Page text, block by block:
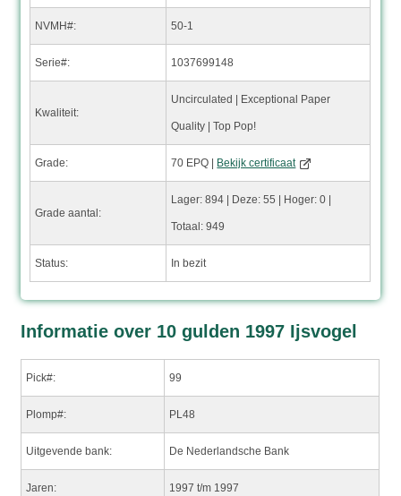
NVMH#: 50-1
Serie#: 1037699148
Kwaliteit:
Uncirculated | Exceptional Paper
Quality | Top Pop!
Grade: 70 EPQ | Bekijk certificaat
Grade aantal:
Lager: 894 | Deze: 55 | Hoger: 0 |
Totaal: 949
Status: In bezit
Informatie over 10 gulden 1997 Ijsvogel
Pick#: 99
Plomp#: PL48
Uitgevende bank: De Nederlandsche Bank
Jaren: 1997 t/m 1997